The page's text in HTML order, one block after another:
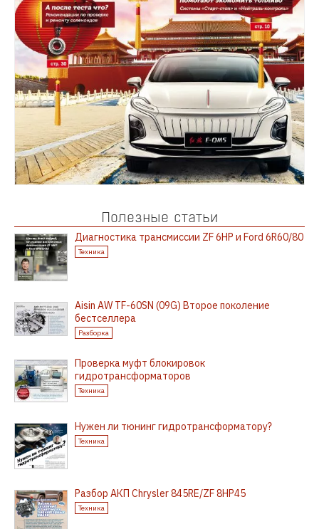
Полезные статьи
Диагностика трансмиссии ZF 6HP и Ford 6R60/80
Техника
Aisin AW TF-60SN (09G) Второе поколение
бестселлера
Разборка
Проверка муфт блокировок
гидротрансформаторов
Техника
Нужен ли тюнинг гидротрансформатору?
Техника
Разбор АКП Chrysler 845RE/ZF 8HP45
Техника